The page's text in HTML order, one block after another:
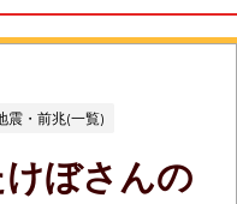
震・前兆(一覧)
けぼさんの